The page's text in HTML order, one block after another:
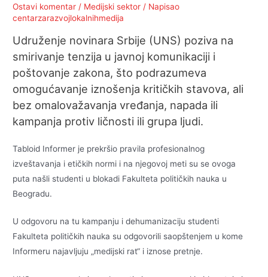
Ostavi komentar / Medijski sektor / Napisao
centarzarazvojlokalnihmedija
Udruženje novinara Srbije (UNS) poziva na
smirivanje tenzija u javnoj komunikaciji i
poštovanje zakona, što podrazumeva
omogućavanje iznošenja kritičkih stavova, ali
bez omalovažavanja vređanja, napada ili
kampanja protiv ličnosti ili grupa ljudi.
Tabloid Informer je prekršio pravila profesionalnog
izveštavanja i etičkih normi i na njegovoj meti su se ovoga
puta našli studenti u blokadi Fakulteta političkih nauka u
Beogradu.
U odgovoru na tu kampanju i dehumanizaciju studenti
Fakulteta političkih nauka su odgovorili saopštenjem u kome
Informeru najavljuju „medijski rat“ i iznose pretnje.